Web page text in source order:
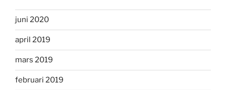
juni 2020
april 2019
mars 2019
februari 2019